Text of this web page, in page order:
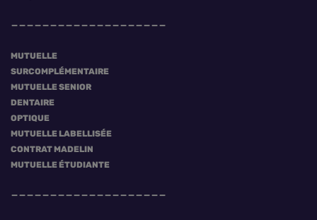
MUTUELLE
SURCOMPLÉMENTAIRE
MUTUELLE SENIOR
DENTAIRE
OPTIQUE
MUTUELLE LABELLISÉE
CONTRAT MADELIN
MUTUELLE ÉTUDIANTE